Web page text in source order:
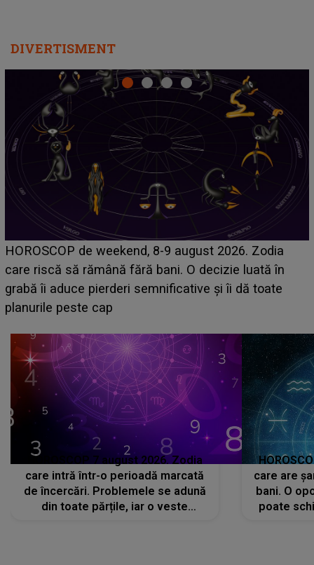
DIVERTISMENT
Emanuel a ținut ACEST DETALIU ASCUNS până
acum! În fața Alexandrei, concurentul din Casa Iubirii
face o MĂRTURISIRE NEAȘTEPTATĂ despre mama
sa: "I-am spus și ei în față, eu nu te iubesc pentru
HOROSCOP 7 august 2026. Zodia
care intră într-o perioadă marcată
de încercări. Problemele se adună
din toate părțile, iar o veste
care are
bani. O
poate